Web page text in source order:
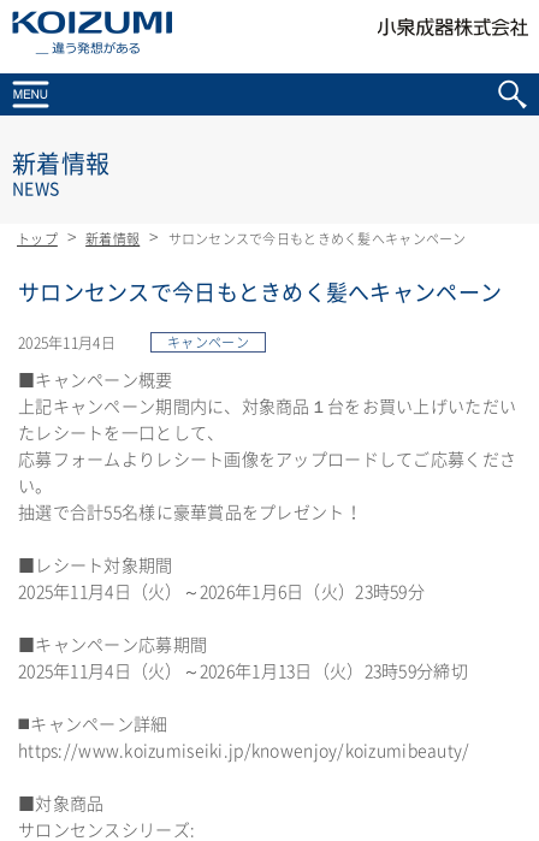
新着情報
NEWS
トップ 新着情報 サロンセンスで今日もときめく髪へキャンペーン
サロンセンスで今日もときめく髪へキャンペーン
2025年11月4日 キャンペーン
■キャンペーン概要
上記キャンペーン期間内に、対象商品１台をお買い上げいただい
たレシートを一口として、
応募フォームよりレシート画像をアップロードしてご応募くださ
い。
抽選で合計55名様に豪華賞品をプレゼント！
■レシート対象期間
2025年11月4日（火）～2026年1月6日（火）23時59分
■キャンペーン応募期間
2025年11月4日（火）～2026年1月13日（火）23時59分締切
◼️キャンペーン詳細
https://www.koizumiseiki.jp/knowenjoy/koizumibeauty/
■対象商品
サロンセンスシリーズ: